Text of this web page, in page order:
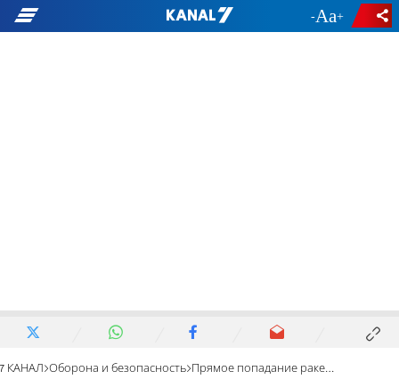
- +
7 КАНАЛ Оборона и безопасность Прямое попадание ракеты: 15 пострадавших в Тель-Авиве